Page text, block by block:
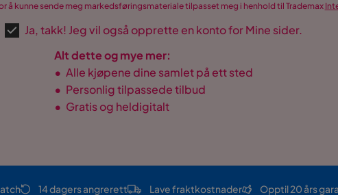
å kunne sende meg markedsføringsmateriale tilpasset meg i henhold til Trademax
Ja, takk! Jeg vil også opprette en konto for Mine sider.
Alt dette og mye mer:
• Alle kjøpene dine samlet på ett sted
• Personlig tilpassede tilbud
• Gratis og heldigitalt
14 dagers angrerett Lave fraktkostnader Opptil 20 års